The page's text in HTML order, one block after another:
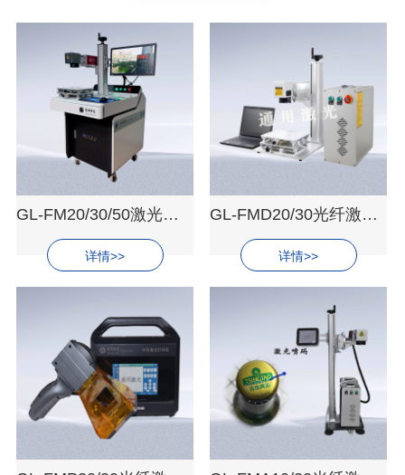
GL-FM20/30/50激光打标机（落地式）
详情>>
GL-FMD20/30光纤激光标记机（台式）
详情>>